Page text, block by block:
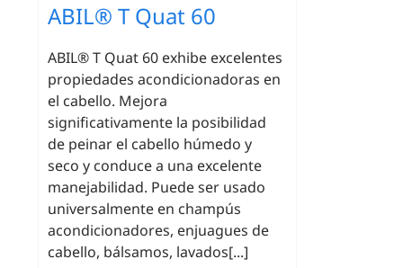
ABIL® T Quat 60
ABIL® T Quat 60 exhibe excelentes
propiedades acondicionadoras en
el cabello. Mejora
significativamente la posibilidad
de peinar el cabello húmedo y
seco y conduce a una excelente
manejabilidad. Puede ser usado
universalmente en champús
acondicionadores, enjuagues de
cabello, bálsamos, lavados[...]